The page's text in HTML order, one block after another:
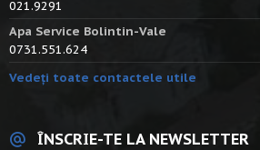
021.9291
Apa Service Bolintin-Vale
0731.551.624
Vedeți toate contactele utile
ÎNSCRIE-TE LA NEWSLETTER